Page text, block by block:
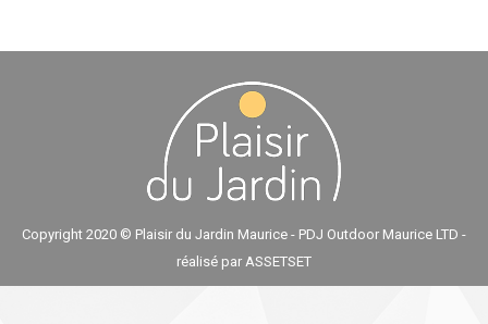
Copyright 2020 © Plaisir du Jardin Maurice - PDJ Outdoor Maurice LTD -
réalisé par ASSETSET